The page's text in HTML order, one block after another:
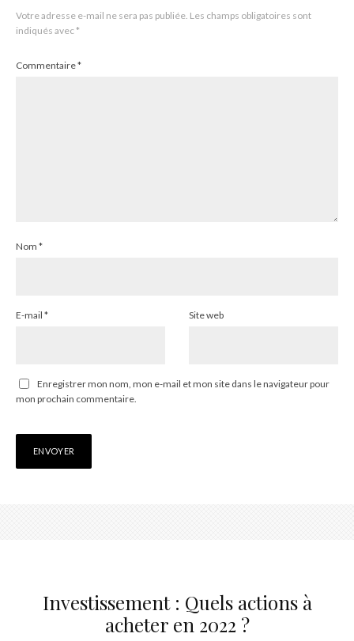
Votre adresse e-mail ne sera pas publiée. Les champs obligatoires sont
indiqués avec*
Commentaire*
Nom *
E-mail * Site web
Enregistrer mon nom, mon e-mail et mon site dans le navigateur pour
mon prochain commentaire.
Investissement : Quels actions à
acheter en 2022 ?